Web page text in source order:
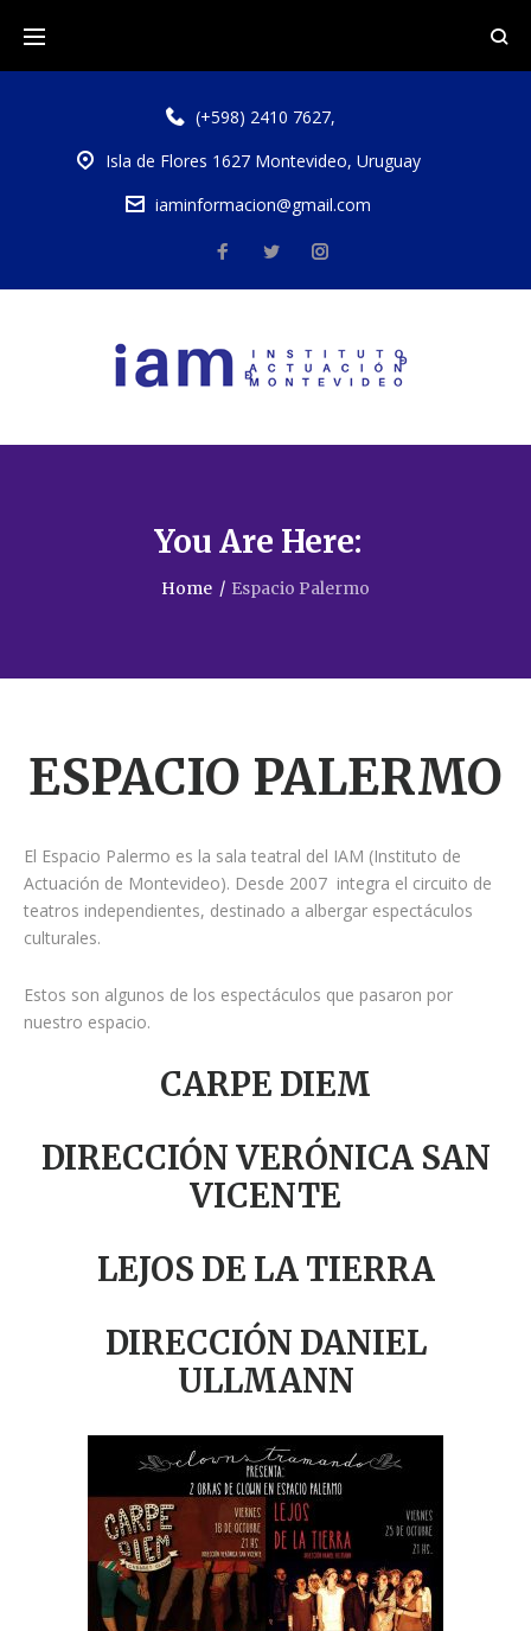
(+598) 2410 7627,
Isla de Flores 1627 Montevideo, Uruguay
iaminformacion@gmail.com
You Are Here:
Home / Espacio Palermo
ESPACIO PALERMO
El Espacio Palermo es la sala teatral del IAM (Instituto de
Actuación de Montevideo). Desde 2007 integra el circuito de
teatros independientes, destinado a albergar espectáculos
culturales.
Estos son algunos de los espectáculos que pasaron por
nuestro espacio.
CARPE DIEM
DIRECCIÓN VERÓNICA SAN
VICENTE
LEJOS DE LA TIERRA
DIRECCIÓN DANIEL
ULLMANN